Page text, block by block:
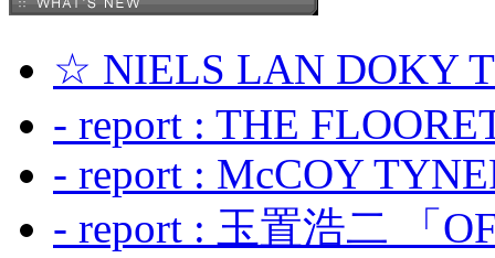
☆ NIELS LAN DOKY
- report : THE
- report : McCOY
- report : 玉置浩二 「